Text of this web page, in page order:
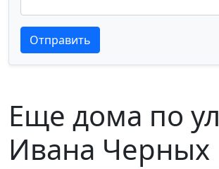
Текст отзыва
Текст отзыва
Отправить
Еще дома по ул
Ивана Черных